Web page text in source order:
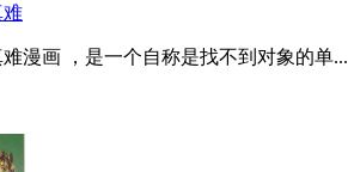
难
漫画 ，是一个自称是找不到对象的单...